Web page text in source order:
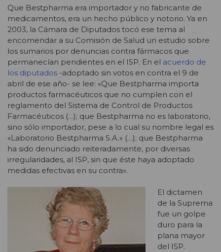
Que Bestpharma era importador y no fabricante de
medicamentos, era un hecho público y notorio. Ya en
2003, la Cámara de Diputados tocó ese tema al
encomendar a su Comisión de Salud un estudio sobre
los sumarios por denuncias contra fármacos que
permanecían pendientes en el ISP. En el acuerdo de
los diputados -adoptado sin votos en contra el 9 de
abril de ese año- se lee: «Que Bestpharma importa
productos farmacéuticos que no cumplen con el
reglamento del Sistema de Control de Productos
Farmacéuticos (…); que Bestpharma no es laboratorio,
sino sólo importador, pese a lo cual su nombre legal es
«Laboratorio Bestpharma S.A.» (…); que Bestpharma
ha sido denunciado reiteradamente, por diversas
irregularidades, al ISP, sin que éste haya adoptado
medidas efectivas en su contra».
El dictamen
de la Suprema
fue un golpe
duro para la
plana mayor
del ISP.